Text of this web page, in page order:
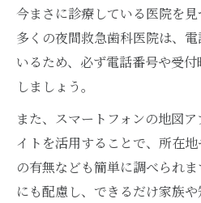
今まさに診療している医院を見
多くの夜間救急歯科医院は、
いるため、必ず電話番号や受
しましょう。
また、スマートフォンの地図
イトを活用することで、所在
の有無なども簡単に調べられ
にも配慮し、できるだけ家族